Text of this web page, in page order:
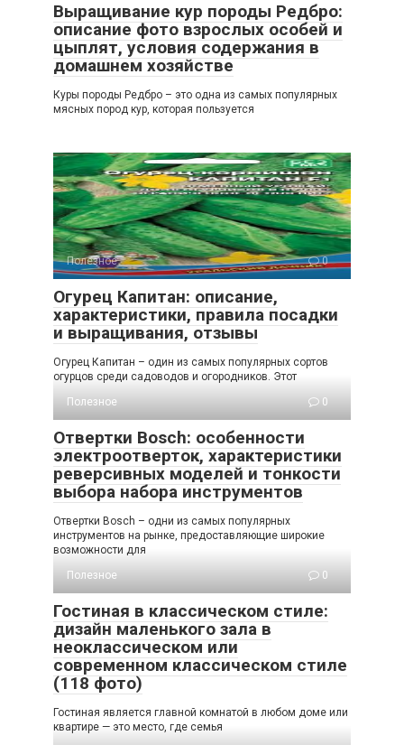
Выращивание кур породы Редбро:
описание фото взрослых особей и
цыплят, условия содержания в
домашнем хозяйстве
Куры породы Редбро – это одна из самых популярных
мясных пород кур, которая пользуется
Полезное 0
Огурец Капитан: описание,
характеристики, правила посадки
и выращивания, отзывы
Огурец Капитан – один из самых популярных сортов
огурцов среди садоводов и огородников. Этот
Полезное
0
Отвертки Bosch: особенности
электроотверток, характеристики
реверсивных моделей и тонкости
выбора набора инструментов
Отвертки Bosch – одни из самых популярных
инструментов на рынке, предоставляющие широкие
возможности для
Полезное
0
Гостиная в классическом стиле:
дизайн маленького зала в
неоклассическом или
современном классическом стиле
(118 фото)
Гостиная является главной комнатой в любом доме или
квартире — это место, где семья